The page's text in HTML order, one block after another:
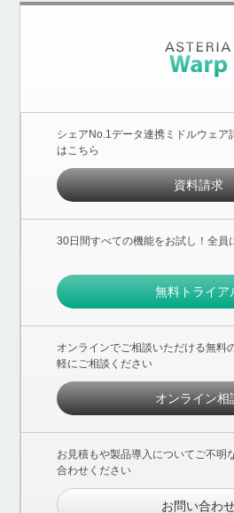
シェアNo.1データ連携ミドルウェア
はこちら
資料請求
30日間すべての機能をお試し！全員
無料トライア
オンラインでご相談いただける無料
軽にご相談ください
オンライン相
お見積もや製品導入についてご不明
合わせください
お問い合わ